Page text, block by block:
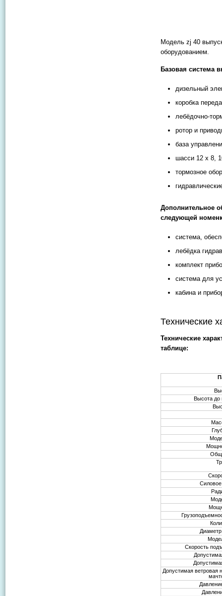
Модель zj 40
оборудованием.
Базовая система
дизельный
коробка
лебёдочно-
ротор и
база
шасси 12 х 8,
тормозное
Дополнительное
следующей
система,
лебёдка
комплект
система для
кабина и
Технические
Технические
таблице:
Высота до
Диаметр
Скорость
Допустимая ветровая